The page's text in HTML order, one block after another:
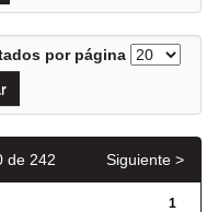
por página
de 242 Siguiente >
1